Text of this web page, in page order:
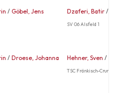
/ Göbel, Jens Dzaferi, Batir /
SV 06 Alsfeld 1
/ Droese, Johanna Hehner, Sven /
TSC Fränkisch-